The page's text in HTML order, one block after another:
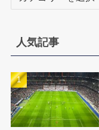
ー
人気記事